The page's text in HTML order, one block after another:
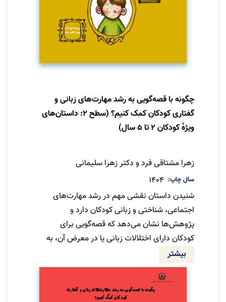
چگونه با قصه‌گویی به رشد مهارت‌های زبانی و
گفتاری کودکان کمک کنیم؟ (سطح ۲: داستان‌های
ویژهٔ کودکان ۲ تا ۵ سال)
زهرا مشتاقی فرد و دکتر زهرا سلیمانی
سال چاپ 1404
شنیدن داستان نقشی مهم در رشد مهارت‌های
اجتماعی، شناختی و زبانی کودکان دارد و
پژوهش‌ها نشان می‌دهد که قصه‌گویی برای
کودکان دارای اختلالات زبانی یا در معرض آن، به
تقویت این مهارت‌ها کمک می‌کند. از آنجا که
توانایی‌های درکی و بینایی کودکان در سنتین
مختلف متفاوت است، انتخاب داستان متناسب با
مرحله‌ی رشد آنان ضروری است. این مجموعه با
بیشتر